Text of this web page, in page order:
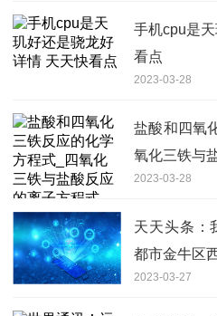
手机cpu是
看点
2023-03-28
盐酸和四氧
氧化三铁与
2023-03-28
天天头条：
都市金牛区
2023-03-27